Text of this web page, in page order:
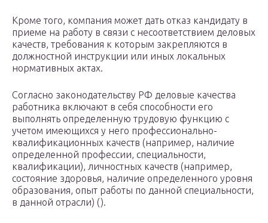
Кроме того, компания может дать отказ кандидату в
приеме на работу в связи с несоответствием деловых
качеств, требования к которым закрепляются в
должностной инструкции или иных локальных
нормативных актах.
Согласно законодательству РФ деловые качества
работника включают в себя способности его
выполнять определенную трудовую функцию с
учетом имеющихся у него профессионально-
квалификационных качеств (например, наличие
определенной профессии, специальности,
квалификации), личностных качеств (например,
состояние здоровья, наличие определенного уровня
образования, опыт работы по данной специальности,
в данной отрасли) ().